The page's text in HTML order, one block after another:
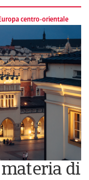
centro-orientale
di